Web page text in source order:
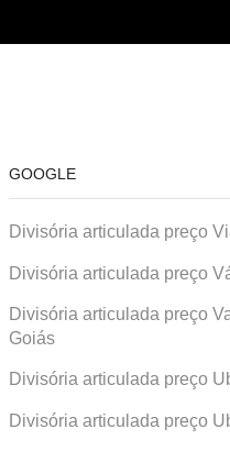
GOOGLE
Divisória articulada preço
Divisória articulada preço
Divisória articulada preço
Goiás
Divisória articulada preço
Divisória articulada preço